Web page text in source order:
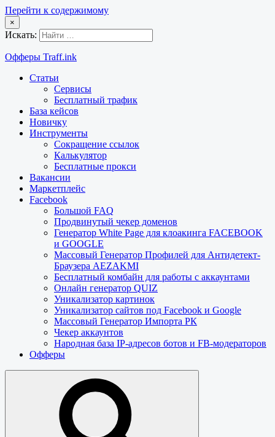
Перейти к содержимому
×
Искать:
Офферы Traff.ink
Статьи
Сервисы
Бесплатный трафик
База кейсов
Новичку
Инструменты
Сокращение ссылок
Калькулятор
Бесплатные прокси
Вакансии
Маркетплейс
Facebook
Большой FAQ
Продвинутый чекер доменов
Генератор White Page для клоакинга FACEBOOK
и GOOGLE
Массовый Генератор Профилей для Антидетект-
Браузера AEZAKMI
Бесплатный комбайн для работы с аккаунтами
Онлайн генератор QUIZ
Уникализатор картинок
Уникализатор сайтов под Facebook и Google
Массовый Генератор Импорта РК
Чекер аккаунтов
Народная база IP-адресов ботов и FB-модераторов
Офферы